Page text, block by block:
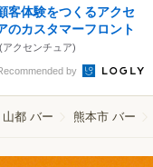
客体験をつくるアクセ
のカスタマーフロント
アクセンチュア)
by
都 バー 熊本市 バー